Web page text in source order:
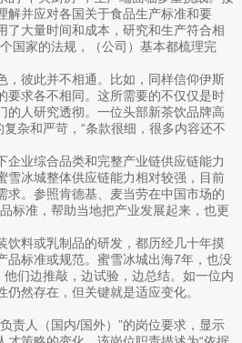
解并应对各国关于食品生产标准和要
了大量时间和成本，研究和生产符合相
国家的法规，（公司）基本都梳理完
，彼此并不相通。比如，同样信仰伊斯
要求各不相同。这所需要的不仅仅是时
的人研究透彻。一位头部新茶饮品牌高
杂和严苛，“条款很细，很多内容还不
企业综合品类和完整产业链供应链能力
雪冰城整体供应链能力相对较强，目前
求。参照肯德基、麦当劳在中国市场的
标准，帮助当地把产业发展起来，也更
饮料或乳制品的研发，都历经几十年摸
品标准或规范。蜜雪冰城出海7年，也没
他们边推敲，边试验，边总结。如一位内
然存在，但关键就是适应变化。
责人（国内/国外）”的岗位要求，显示